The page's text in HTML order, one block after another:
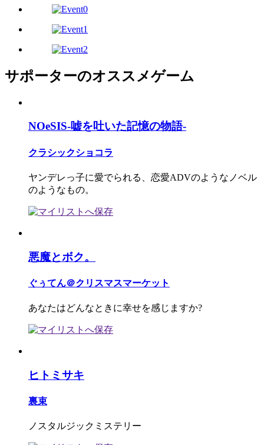
サポーターのオススメゲーム
NOeSIS-嘘を吐いた記憶の物語-
クラシックショコラ
ヤンデレっ子に愛でられる、恋愛ADVのようなノベル
のようなもの。
悪魔とボク。
ぐぅてん＠クリスマスマーケット
あなたはどんなときに幸せを感じますか?
ヒトミサキ
裏束
ノスタルジックミステリー